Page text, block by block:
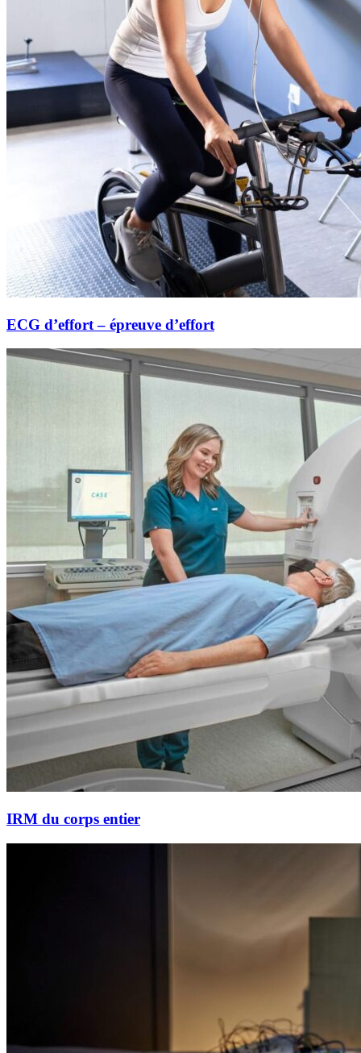
ECG d’effort – épreuve d’effort
IRM du corps entier